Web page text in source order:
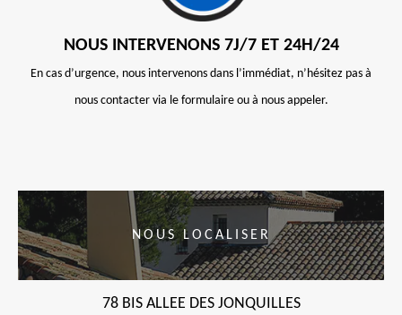
NOUS INTERVENONS 7J/7 ET 24H/24
En cas d’urgence, nous intervenons dans l’immédiat, n’hésitez pas à
nous contacter via le formulaire ou à nous appeler.
NOUS LOCALISER
78 BIS ALLEE DES JONQUILLES